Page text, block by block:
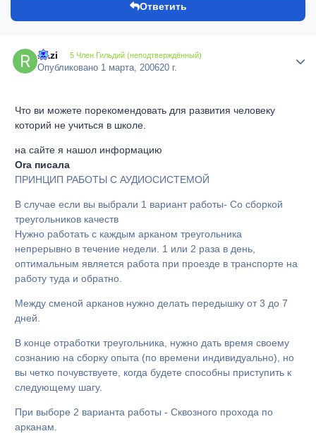
Ответить
Razi 5 Член Гильдий (неподтверждённый)
Опубликовано 1 марта, 200620 г.
Что ви можете порекомендовать для развития человеку
которий не учиться в школе.
на сайте я нашол информацию
Ora писала
ПРИНЦИП РАБОТЫ С АУДИОСИСТЕМОЙ
В случае если вы выбрали 1 вариант работы- Со сборкой
треугольников качеств
Нужно работать с каждым арканом треугольника
непрерывно в течение недели. 1 или 2 раза в день,
оптимальным является работа при проезде в транспорте на
работу туда и обратно.
Между сменой арканов нужно делать передышку от 3 до 7
дней.
В конце отработки треугольника, нужно дать время своему
сознанию на сборку опыта (по времени индивидуально), но
вы четко почувствуете, когда будете способны приступить к
следующему шагу.
При выборе 2 варианта работы - Сквозного прохода по
арканам.